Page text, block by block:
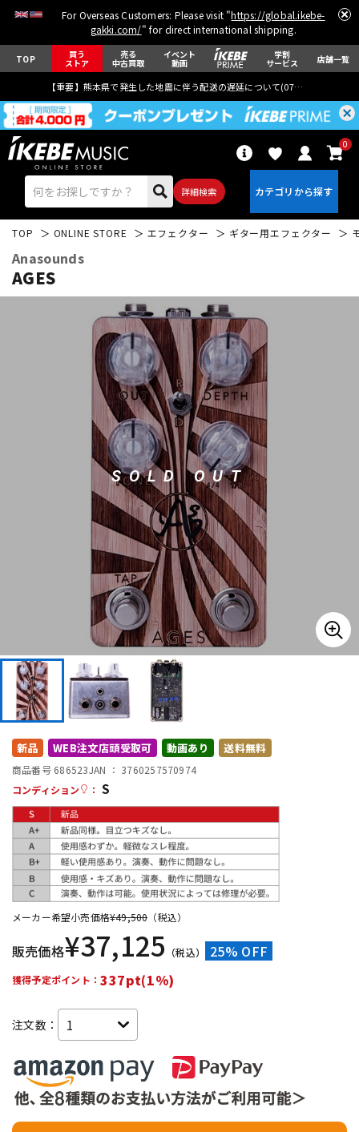
For Overseas Customers: Please visit "https://global.ikebe-
gakki.com/" for direct international shipping.
TOP 買う
ストア
売る
中古買取
イベント
動画
学割
サービス 店舗一覧
【重要】熊本県で発生した地震に伴う配送の遅延について(07月29日
詳細検索
0
エレキギター アコギ/エレアコ
ウクレレ
パーカッション
キーボード 電子ピアノ
管楽器 その他楽器
アンプ エフェクター
DJ機器
配信/ライブ機器
中古
TOP ONLINE STORE エフェクター ギター用エフェクター
Anasounds
AGES
SOLD OUT
新品 WEB注文店頭受取可 動画あり 送料無料
商品番号 686523JAN ： 3760257570974
コンディション
： S
メーカー希望小売価格¥49,500 （税込）
販売価格¥37,125 （税込） 25% OFF
獲得予定ポイント：337pt(1%)
注文数：